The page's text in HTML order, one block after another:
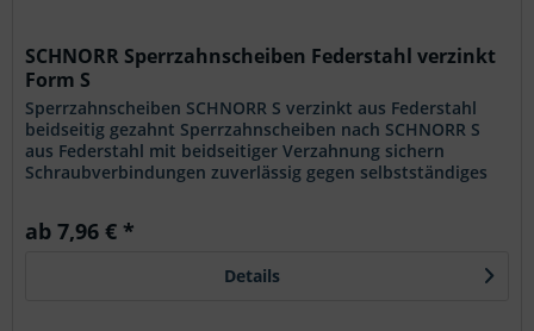
SCHNORR Sperrzahnscheiben Federstahl verzinkt
Form S
Sperrzahnscheiben SCHNORR S verzinkt aus Federstahl
beidseitig gezahnt Sperrzahnscheiben nach SCHNORR S
aus Federstahl mit beidseitiger Verzahnung sichern
Schraubverbindungen zuverlässig gegen selbstständiges
ab 7,96 € *
Details